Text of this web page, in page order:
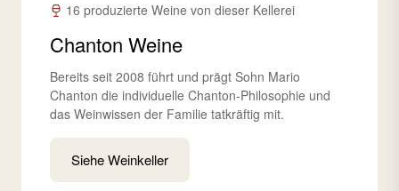
16 produzierte Weine von dieser Kellerei
Chanton Weine
Bereits seit 2008 führt und prägt Sohn Mario
Chanton die individuelle Chanton-Philosophie und
das Weinwissen der Familie tatkräftig mit.
Siehe Weinkeller